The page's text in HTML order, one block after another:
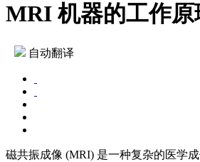
MRI 机器的工作原
自动翻译
磁共振成像 (MRI) 是一种复杂的医学